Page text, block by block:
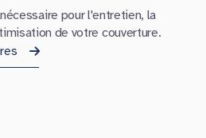
pour l'entretien, la
de votre couverture.